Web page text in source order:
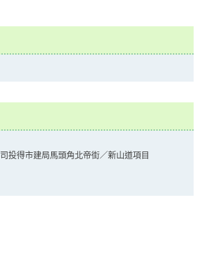
投得市建局馬頭角北帝街／新山道項目